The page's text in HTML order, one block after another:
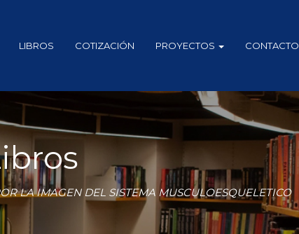
LIBROS COTIZACIÓN PROYECTOS CONTACTO
LA IMAGEN DEL SISTEMA MUSCULOESQUELETICO